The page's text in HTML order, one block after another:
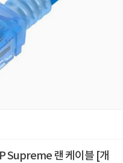
Supreme 랜 케이블 [개